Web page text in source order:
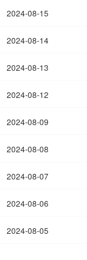
2024-08-15
2024-08-14
2024-08-13
2024-08-12
2024-08-09
2024-08-08
2024-08-07
2024-08-06
2024-08-05